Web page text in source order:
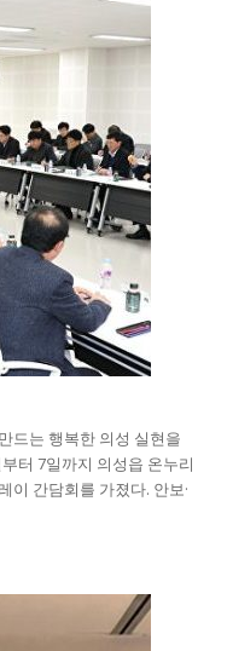
드는 행복한 의성 실현을
터 7일까지 의성읍 온누리
이 간담회를 가졌다. 안보·